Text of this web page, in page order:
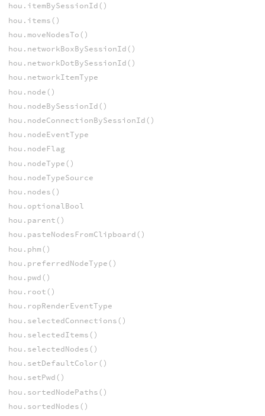
hou.itemBySessionId()
hou.items()
hou.moveNodesTo()
hou.networkBoxBySessionId()
hou.networkDotBySessionId()
hou.networkItemType
hou.node()
hou.nodeBySessionId()
hou.nodeConnectionBySessionId()
hou.nodeEventType
hou.nodeFlag
hou.nodeType()
hou.nodeTypeSource
hou.nodes()
hou.optionalBool
hou.parent()
hou.pasteNodesFromClipboard()
hou.phm()
hou.preferredNodeType()
hou.pwd()
hou.root()
hou.ropRenderEventType
hou.selectedConnections()
hou.selectedItems()
hou.selectedNodes()
hou.setDefaultColor()
hou.setPwd()
hou.sortedNodePaths()
hou.sortedNodes()